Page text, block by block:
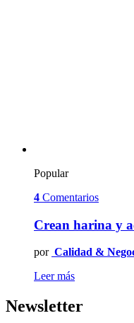
Popular
4 Comentarios
Crean harina y
por Calidad &
Leer más
Newsletter